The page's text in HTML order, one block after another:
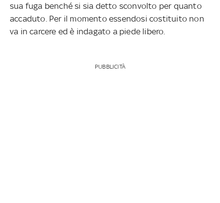
sua fuga benché si sia detto sconvolto per quanto
accaduto. Per il momento essendosi costituito non
va in carcere ed è indagato a piede libero.
PUBBLICITÀ